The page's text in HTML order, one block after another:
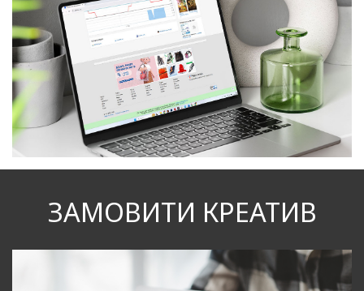
ЗАМОВИТИ КРЕАТИВ